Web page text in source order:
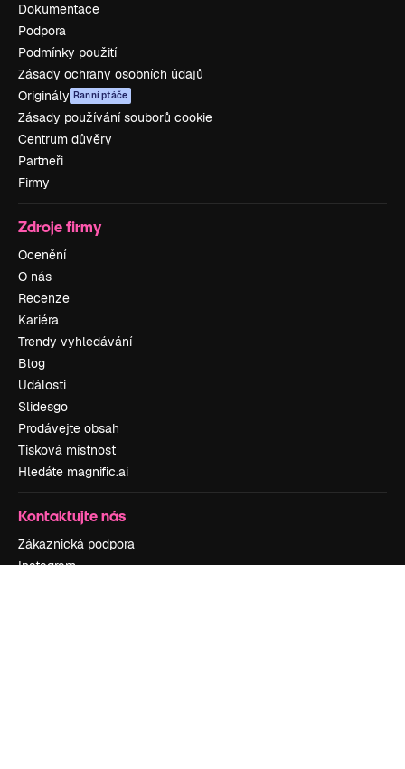
Dokumentace
Podpora
Podmínky použití
Zásady ochrany osobních údajů
Originály Ranní ptáče
Zásady používání souborů cookie
Centrum důvěry
Partneři
Firmy
Zdroje firmy
Ocenění
O nás
Recenze
Kariéra
Trendy vyhledávání
Blog
Události
Slidesgo
Prodávejte obsah
Tisková místnost
Hledáte magnific.ai
Kontaktujte nás
Zákaznická podpora
Instagram